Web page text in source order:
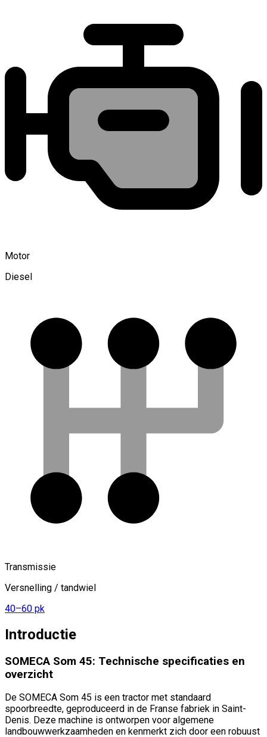
Motor
Diesel
Transmissie
Versnelling / tandwiel
40–60 pk
Introductie
SOMECA Som 45: Technische specificaties en
overzicht
De SOMECA Som 45 is een tractor met standaard
spoorbreedte, geproduceerd in de Franse fabriek in Saint-
Denis. Deze machine is ontworpen voor algemene
landbouwwerkzaamheden en kenmerkt zich door een robuust